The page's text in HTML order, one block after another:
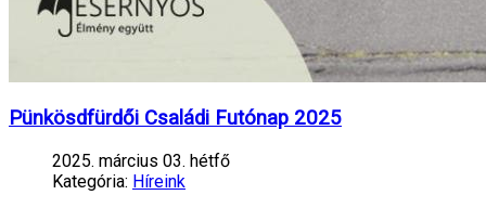
Pünkösdfürdői Családi Futónap 2025
2025. március 03. hétfő
Kategória: Híreink